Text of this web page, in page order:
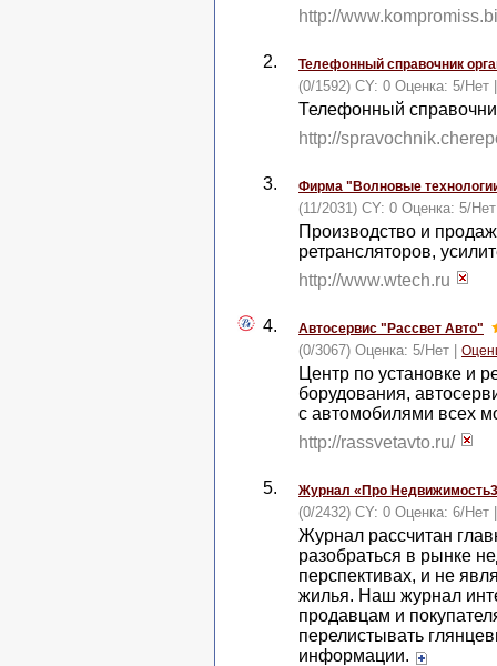
http://
2. Телефонный справочник
(0/1592) CY: 0 Оценка: 5/Нет
Телефонный
http://
3. Фирма "Волновые
(11/2031) CY: 0 Оценка: 5/Нет
Производство и
ретрансляторов,
http://www.wtech.ru
4. Автосервис "Рассвет Авто"
(0/3067) Оценка: 5/Нет
Центр по установке и
борудования,
с автомобилями всех
http://rassvetavto.ru/
5. Журнал «Про
(0/2432) CY: 0 Оценка: 6/Нет
Журнал рассчитан
разобраться в рынке
перспективах, и не
жилья. Наш журнал
продавцам и
перелистывать
информации.